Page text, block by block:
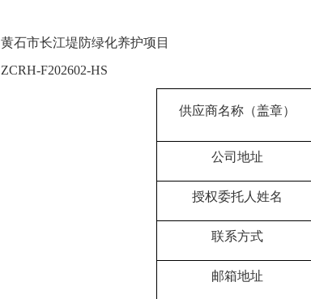
黄石市长江堤防绿化养护项目
ZCRH-F202602-HS
供应商名称（盖章）
公司地址
授权委托人 姓名
联系方式
邮箱地址